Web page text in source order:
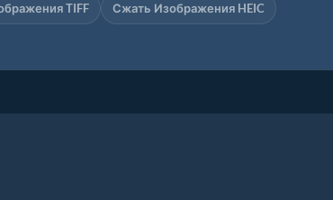
TIFF Сжать Изображения HEIC